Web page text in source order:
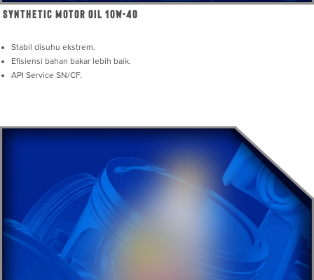
Synthetic Motor Oil 10W-40
Stabil disuhu ekstrem.
Efisiensi bahan bakar lebih baik.
API Service SN/CF.